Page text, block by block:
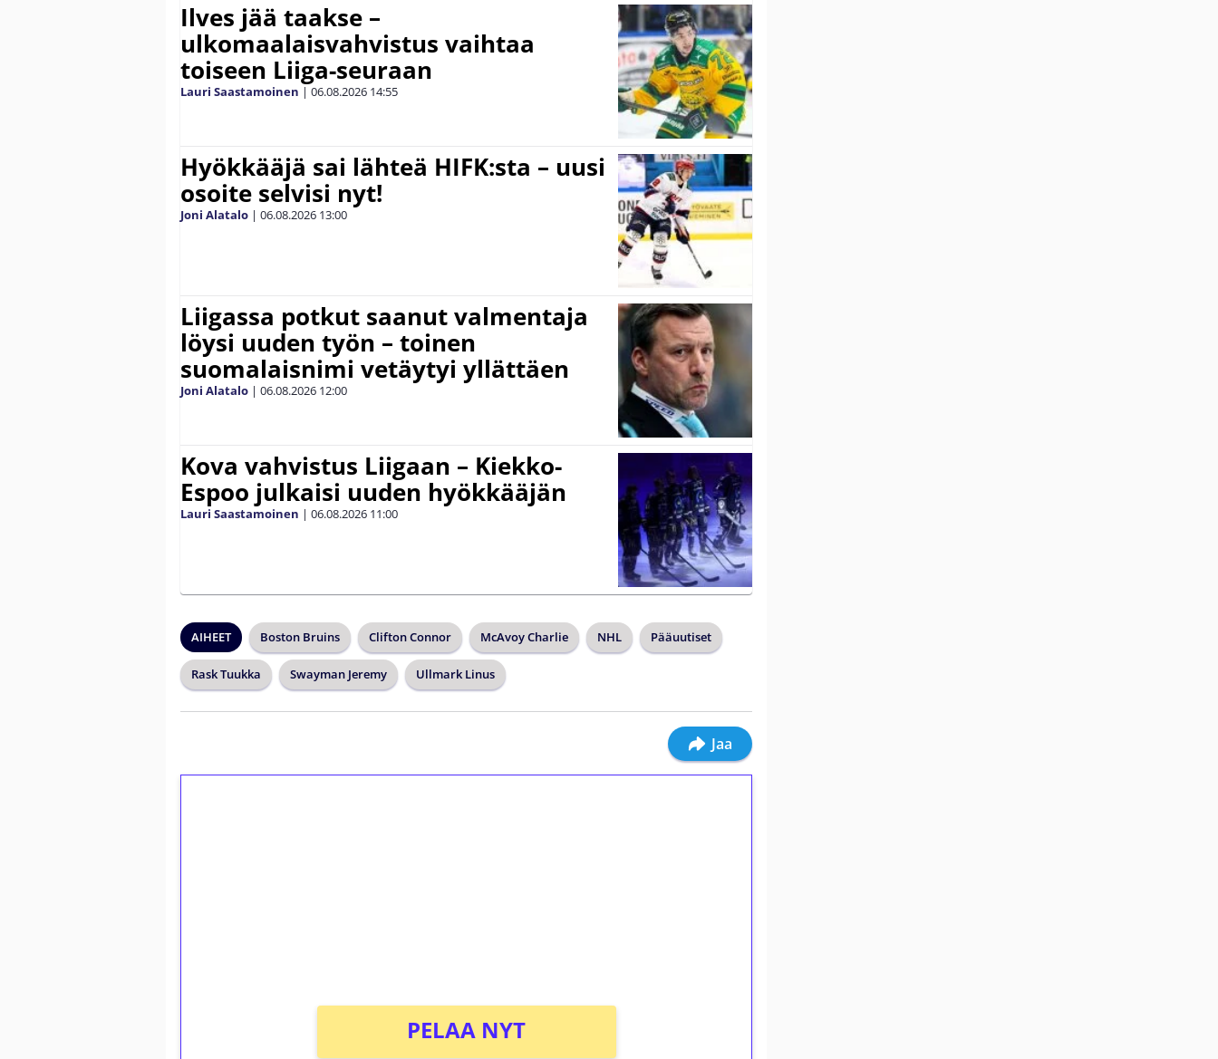
Ilves jää taakse –
ulkomaalaisvahvistus vaihtaa
toiseen Liiga-seuraan
Lauri Saastamoinen | 06.08.2026 14:55
Hyökkääjä sai lähteä HIFK:sta – uusi
osoite selvisi nyt!
Joni Alatalo | 06.08.2026 13:00
Liigassa potkut saanut valmentaja
löysi uuden työn – toinen
suomalaisnimi vetäytyi yllättäen
Joni Alatalo | 06.08.2026 12:00
Kova vahvistus Liigaan – Kiekko-
Espoo julkaisi uuden hyökkääjän
Lauri Saastamoinen | 06.08.2026 11:00
AIHEET Boston Bruins Clifton Connor McAvoy Charlie NHL Pääuutiset
Rask Tuukka Swayman Jeremy Ullmark Linus
Jaa
PELAA NYT